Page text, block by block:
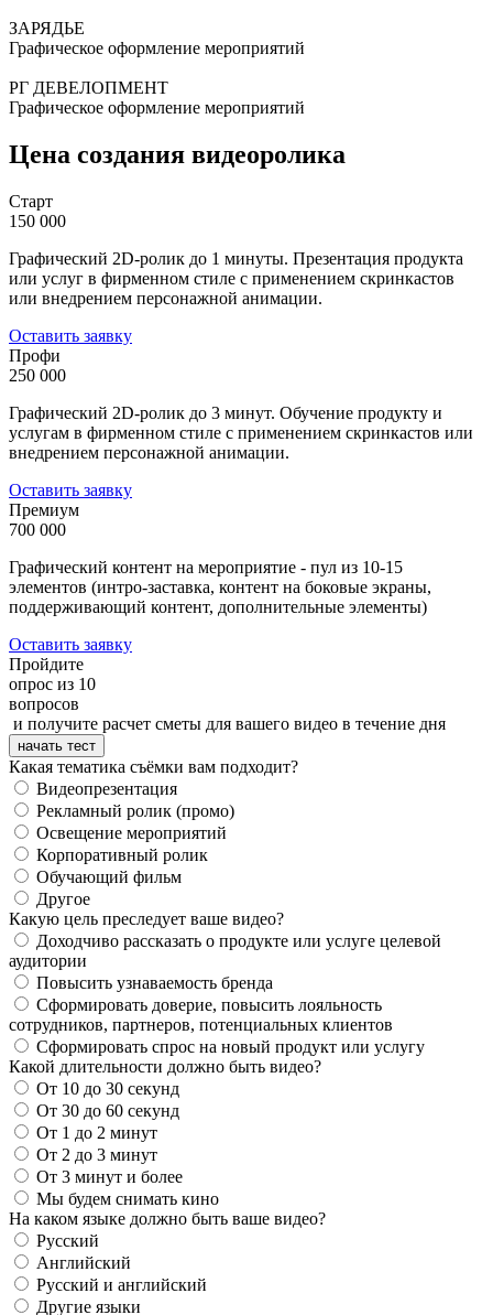
ЗАРЯДЬЕ
Графическое оформление мероприятий
РГ ДЕВЕЛОПМЕНТ
Графическое оформление мероприятий
Цена создания видеоролика
Старт
150 000
Графический 2D-ролик до 1 минуты. Презентация продукта
или услуг в фирменном стиле с применением скринкастов
или внедрением персонажной анимации.
Оставить заявку
Профи
250 000
Графический 2D-ролик до 3 минут. Обучение продукту и
услугам в фирменном стиле с применением скринкастов или
внедрением персонажной анимации.
Оставить заявку
Премиум
700 000
Графический контент на мероприятие - пул из 10-15
элементов (интро-заставка, контент на боковые экраны,
поддерживающий контент, дополнительные элементы)
Оставить заявку
Пройдите
опрос из 10
вопросов
и получите расчет сметы для вашего видео в течение дня
начать тест
Какая тематика съёмки вам подходит?
Видеопрезентация
Рекламный ролик (промо)
Освещение мероприятий
Корпоративный ролик
Обучающий фильм
Другое
Какую цель преследует ваше видео?
Доходчиво рассказать о продукте или услуге целевой
аудитории
Повысить узнаваемость бренда
Сформировать доверие, повысить лояльность
сотрудников, партнеров, потенциальных клиентов
Сформировать спрос на новый продукт или услугу
Какой длительности должно быть видео?
От 10 до 30 секунд
От 30 до 60 секунд
От 1 до 2 минут
От 2 до 3 минут
От 3 минут и более
Мы будем снимать кино
На каком языке должно быть ваше видео?
Русский
Английский
Русский и английский
Другие языки